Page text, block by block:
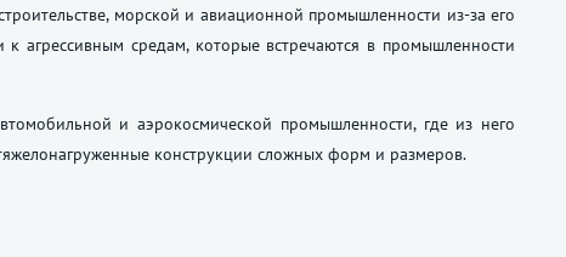
морской и авиационной промышленности из-за его
к агрессивным средам, которые встречаются в промышленности
и аэрокосмической промышленности, где из него
конструкции сложных форм и размеров.